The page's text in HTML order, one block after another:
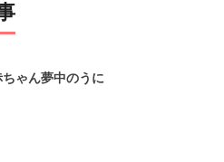
ゃん夢中のうに